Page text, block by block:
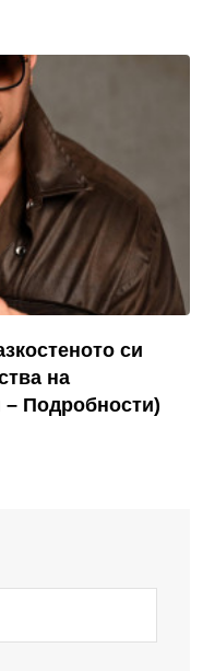
си
на
– Подробности)